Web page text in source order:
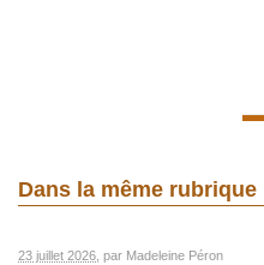
Dans la même rubrique
23 juillet 2026 , par Madeleine Péron